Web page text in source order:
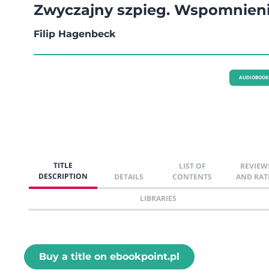
Zwyczajny szpieg.
Filip Hagenbeck
AUDIOBOOK
TITLE
DESCRIPTION
DETAILS
LIST OF
CONTENTS
AND
LIBRARIES
Buy a title on ebookpoint.pl